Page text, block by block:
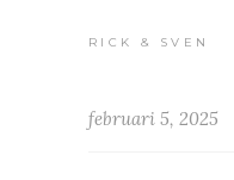
RICK & SVEN
februari 5, 2025